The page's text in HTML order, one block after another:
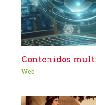
Contenidos
Web